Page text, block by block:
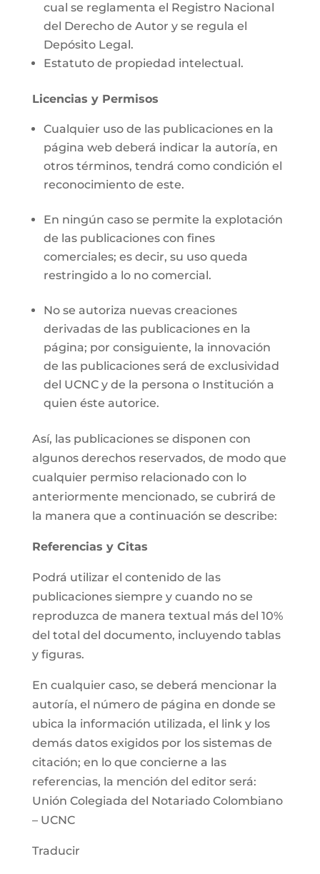
cual se reglamenta el Registro Nacional
del Derecho de Autor y se regula el
Depósito Legal.
Estatuto de propiedad intelectual.
Licencias y Permisos
Cualquier uso de las publicaciones en la
página web deberá indicar la autoría, en
otros términos, tendrá como condición el
reconocimiento de este.
En ningún caso se permite la explotación
de las publicaciones con fines
comerciales; es decir, su uso queda
restringido a lo no comercial.
No se autoriza nuevas creaciones
derivadas de las publicaciones en la
página; por consiguiente, la innovación
de las publicaciones será de exclusividad
del UCNC y de la persona o Institución a
quien éste autorice.
Así, las publicaciones se disponen con
algunos derechos reservados, de modo que
cualquier permiso relacionado con lo
anteriormente mencionado, se cubrirá de
la manera que a continuación se describe:
Referencias y Citas
Podrá utilizar el contenido de las
publicaciones siempre y cuando no se
reproduzca de manera textual más del 10%
del total del documento, incluyendo tablas
y figuras.
En cualquier caso, se deberá mencionar la
autoría, el número de página en donde se
ubica la información utilizada, el link y los
demás datos exigidos por los sistemas de
citación; en lo que concierne a las
referencias, la mención del editor será:
Unión Colegiada del Notariado Colombiano
– UCNC
Traducir